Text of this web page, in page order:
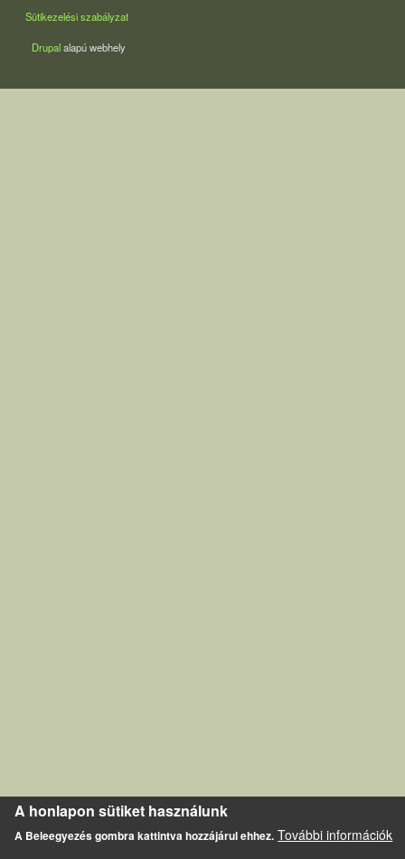
Sütikezelési szabályzat
Drupalalapú webhely
A honlapon sütiket használunk
A Beleegyezés gombra kattintva hozzájárul ehhez. További információk